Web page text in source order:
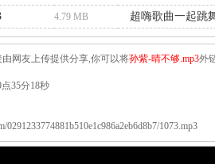
4.79 MB 超嗨歌曲一起跳
网友上传提供分享,你可以将孙紫-晴不够.mp3外
35分18秒
1073.mp3